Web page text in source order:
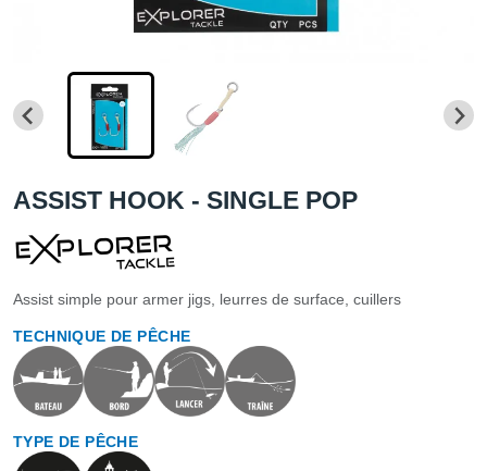
ASSIST HOOK - SINGLE POP
Assist simple pour armer jigs, leurres de surface, cuillers
TECHNIQUE DE PÊCHE
TYPE DE PÊCHE